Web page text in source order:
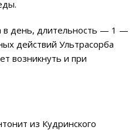
в день, длительность — 1 —
действий Ультрасорба
возникнуть и при
из Кудринского